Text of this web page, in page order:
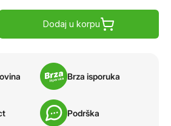
Dodaj u korpu
Brza isporuka
Podrška